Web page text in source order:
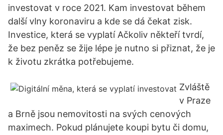
investovat v roce 2021. Kam investovat během
další vlny koronaviru a kde se dá čekat zisk.
Investice, která se vyplatí Ačkoliv někteří tvrdí,
že bez peněz se žije lépe je nutno si přiznat, že je
k životu zkrátka potřebujeme.
Zvláště
v Praze
a Brně jsou nemovitosti na svých cenových
maximech. Pokud plánujete koupi bytu či domu,